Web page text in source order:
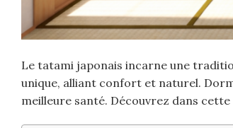
Le tatami japonais incarne une
unique, alliant confort et naturel.
meilleure santé. Découvrez dans